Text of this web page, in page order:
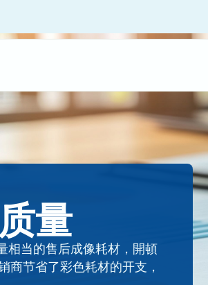
量
相当的售后成像耗材，開頓
商节省了彩色耗材的开支，